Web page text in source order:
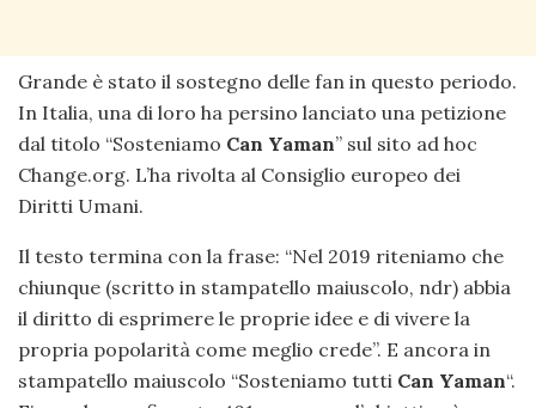
Grande è stato il sostegno delle fan in questo periodo.
In Italia, una di loro ha persino lanciato una petizione
dal titolo “Sosteniamo Can Yaman” sul sito ad hoc
Change.org. L’ha rivolta al Consiglio europeo dei
Diritti Umani.
Il testo termina con la frase: “Nel 2019 riteniamo che
chiunque (scritto in stampatello maiuscolo, ndr) abbia
il diritto di esprimere le proprie idee e di vivere la
propria popolarità come meglio crede”. E ancora in
stampatello maiuscolo “Sosteniamo tutti Can Yaman“.